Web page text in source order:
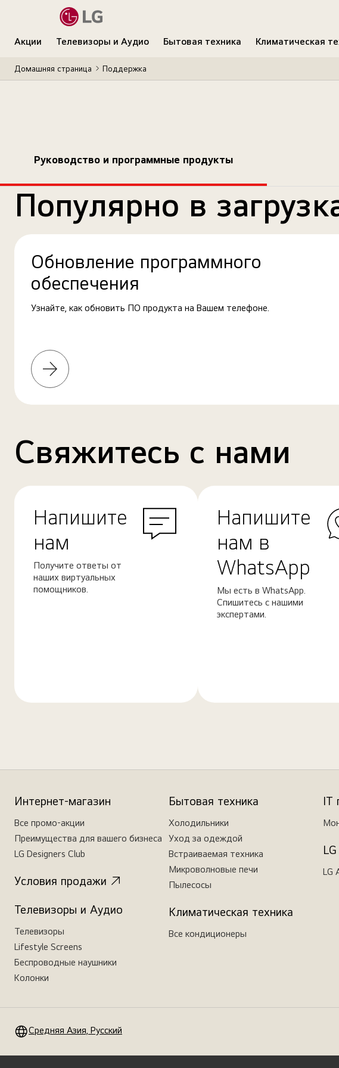
Акции Телевизоры и Аудио Бытовая техника Климатическая
Домашняя страница Поддержка
Руководство и программные продукты
Популярно в
Обновление программного
обеспечения
Узнайте, как обновить ПО продукта на Вашем телефоне.
Узнать
больше
Свяжитесь с нами
Напишите
нам
Получите ответы от
наших виртуальных
помощников.
Напишите
нам в
WhatsApp
Мы есть в WhatsApp.
Спишитесь с нашими
экспертами.
Интернет-магазин
Все промо-акции
Преимущества для вашего бизнеса
LG Designers Club
Условия продажи
Телевизоры и Аудио
Телевизоры
Lifestyle Screens
Беспроводные наушники
Колонки
Бытовая техника
Холодильники
Уход за одеждой
Встраиваемая техника
Микроволновые печи
Пылесосы
Климатическая техника
Все кондиционеры
IT
LG
Средняя Азия, Русский